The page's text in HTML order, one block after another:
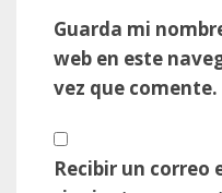
Guarda mi
web en este
vez que comente.
Recibir un correo